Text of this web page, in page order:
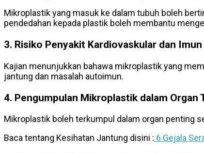
Mikroplastik yang masuk ke dalam tubuh boleh
pendedahan kepada plastik boleh membantu
3. Risiko Penyakit Kardiovaskular dan Imun
Kajian menunjukkan bahawa mikroplastik yang
jantung dan masalah autoimun.
4. Pengumpulan Mikroplastik dalam Organ
Mikroplastik boleh terkumpul dalam organ penting
Baca tentang Kesihatan Jantung disini : 6 Gejala